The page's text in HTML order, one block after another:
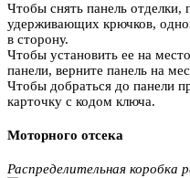
Чтобы снять панель отделки,
удерживающих крючков,
в сторону.
Чтобы установить ее на
панели, верните панель на
Чтобы добраться до панели
карточку с кодом ключа.
Моторного отсека
Распределительная